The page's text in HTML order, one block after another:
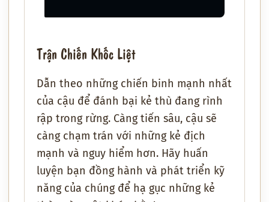
Trận Chiến Khốc Liệt
Dẫn theo những chiến binh mạnh nhất
của cậu để đánh bại kẻ thù đang rình
rập trong rừng. Càng tiến sâu, cậu sẽ
càng chạm trán với những kẻ địch
mạnh và nguy hiểm hơn. Hãy huấn
luyện bạn đồng hành và phát triển kỹ
năng của chúng để hạ gục những kẻ